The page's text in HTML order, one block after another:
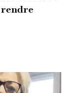
rendre